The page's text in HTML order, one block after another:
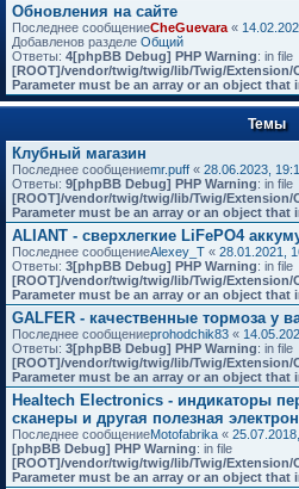
Обновления на сайте
Последнее сообщениеCheGuevara «
Добавленов разделе Общий
Ответы: 4[phpBB Debug] PHP Warning: in file
[ROOT]/vendor/twig/twig/lib/Twig/Extension/
Parameter must be an array or an object that
Темы
Клубный магазин
Последнее сообщениеmr.puff « 28.06.2023,
Ответы: 9[phpBB Debug] PHP Warning: in file
[ROOT]/vendor/twig/twig/lib/Twig/Extension/
Parameter must be an array or an object that
ALIANT - сверхлегкие LiFePO4
Последнее сообщениеAlexey_T « 28.01.2021,
Ответы: 3[phpBB Debug] PHP Warning: in file
[ROOT]/vendor/twig/twig/lib/Twig/Extension/
Parameter must be an array or an object that
GALFER - качественные тормоза у
Последнее сообщениеprohodchik83 «
Ответы: 3[phpBB Debug] PHP Warning: in file
[ROOT]/vendor/twig/twig/lib/Twig/Extension/
Parameter must be an array or an object that
Healtech Electronics - индикаторы
сканеры и другая полезная
Последнее сообщениеMotofabrika «
[phpBB Debug] PHP Warning: in file
[ROOT]/vendor/twig/twig/lib/Twig/Extension/
Parameter must be an array or an object that